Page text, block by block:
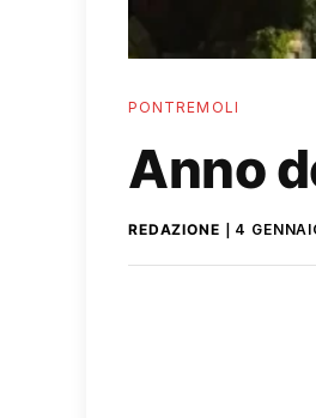
PONTREMOLI
Anno
REDAZIONE 4